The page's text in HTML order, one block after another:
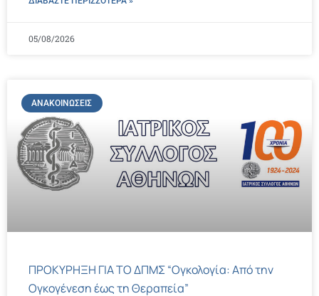
05/08/2026
ΑΝΑΚΟΙΝΏΣΕΙΣ
ΠΡΟΚΥΡΗΞΗ ΓΙΑ ΤΟ ΔΠΜΣ “Ογκολογία: Από την
Ογκογένεση έως τη Θεραπεία”